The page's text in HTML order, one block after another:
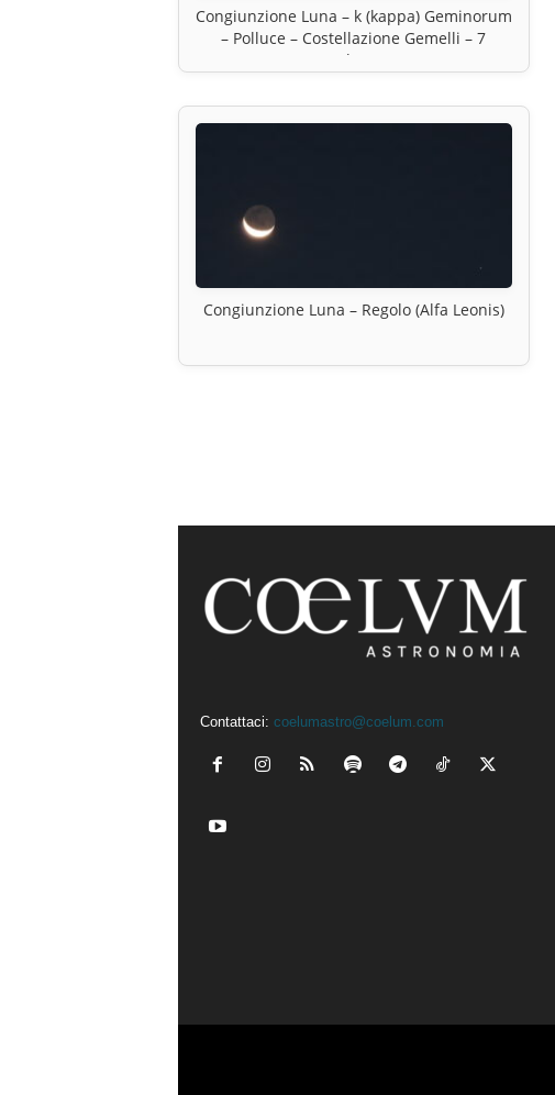
Congiunzione Luna – k (kappa) Geminorum
– Polluce – Costellazione Gemelli – 7
novembre 2020
Congiunzione Luna – Regolo (Alfa Leonis)
Contattaci: coelumastro@coelum.com